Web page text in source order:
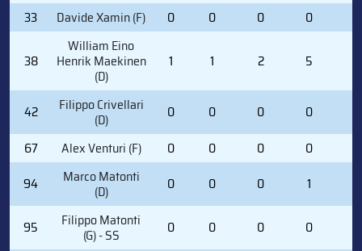
33
Davide Xamin (F) 0 0 0 0
38
William Eino
Henrik Maekinen
(D)
1 1 2 5
42 Filippo Crivellari
(D) 0 0 0 0
67
Alex Venturi (F) 0 0 0 0
94
Marco Matonti
(D) 0 0 0 1
95 Filippo Matonti
(G) - SS 0 0 0 0